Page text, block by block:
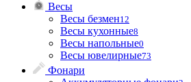
Весы
Весы безмен12
Весы кухонные8
Весы напольные0
Весы ювелирные73
Фонари